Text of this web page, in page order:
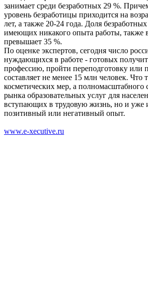
занимает среди безработных 29 %.
уровень безработицы приходится на
лет, а также 20-24 года. Доля
имеющих никакого опыта работы, также
превышает 35 %.
По оценке экспертов, сегодня число
нуждающихся в работе - готовых
профессию, пройти переподготовку или
составляет не менее 15 млн человек. Что
косметических мер, а полномасштабного
рынка образовательных услуг для
вступающих в трудовую жизнь, но и
позитивный или негативный опыт.
www.e-xecutive.ru